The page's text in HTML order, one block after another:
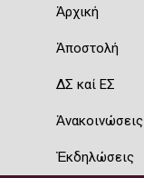
Ἀρχική
Ἀποστολή
ΔΣ καί ΕΣ
Ἀνακοινώσεις
Ἐκδηλώσεις